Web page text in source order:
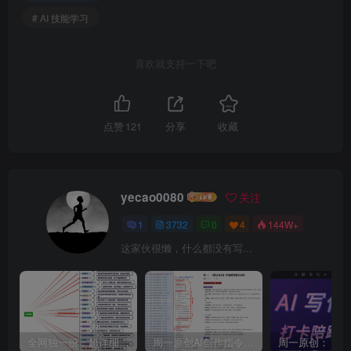
# AI 技能学习
喜欢就支持一下吧
点赞 121 分享 收藏
yecao0080 关注
1 3732 0 4 144W+
这家伙很懒，什么都没有写...
全网独一份：超详细的40+个自媒体赛道领域解析手册，让你的内容创作不再局限！ 周一原创AI创作指令词：30+个领域赛道的创作提示词集合